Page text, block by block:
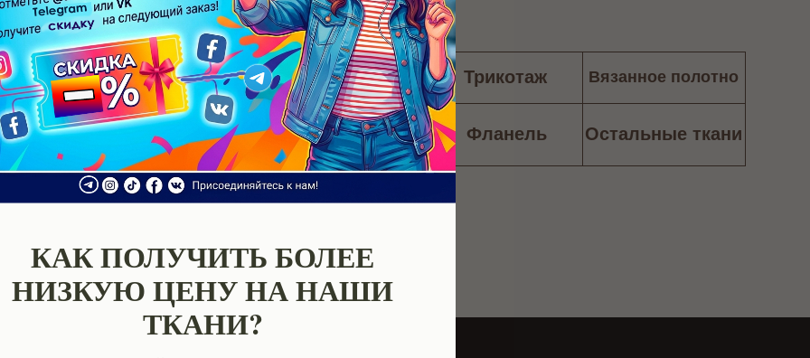
КАК ПОЛУЧИТЬ БОЛЕЕ
НИЗКУЮ ЦЕНУ НА НАШИ
ТКАНИ?
Остальные ткани
Фланель
Штапель
Дак и линенс
и лён
Вязанное полотно
Трикотаж
Вафельное и
махорвое полотно
Муслин Сатин и поплин